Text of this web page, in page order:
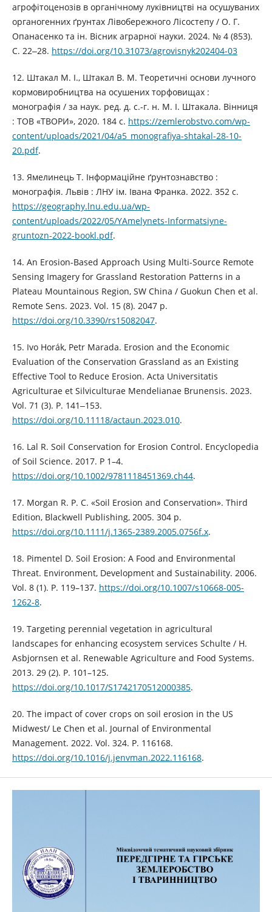
агрофітоценозів в органічному луківництві на осушуваних
органогенних ґрунтах Лівобережного Лісостепу / О. Г.
Опанасенко та ін. Вісник аграрної науки. 2024. № 4 (853).
С. 22‒28. https://doi.org/10.31073/agrovisnyk202404-03
12. Штакал М. І., Штакал В. М. Теоретичні основи лучного
кормовиробництва на осушених торфовищах :
монографія / за наук. ред. д. с.-г. н. М. І. Штакала. Вінниця
: ТОВ «ТВОРИ», 2020. 184 с. https://zemlerobstvo.com/wp-
content/uploads/2021/04/a5_monografiya-shtakal-28-10-
20.pdf.
13. Ямелинець Т. Інформаційне ґрунтознавство :
монографія. Львів : ЛНУ ім. Івана Франка. 2022. 352 с.
https://geography.lnu.edu.ua/wp-
content/uploads/2022/05/YAmelynets-Informatsiyne-
gruntozn-2022-bookl.pdf.
14. An Erosion-Based Approach Using Multi-Source Remote
Sensing Imagery for Grassland Restoration Patterns in a
Plateau Mountainous Region, SW China / Guokun Chen et al.
Remote Sens. 2023. Vol. 15 (8). 2047 р.
https://doi.org/10.3390/rs15082047.
15. Ivo Horák, Petr Marada. Erosion and the Economic
Evaluation of the Conservation Grassland as an Existing
Effective Tool to Reduce Erosion. Acta Universitatis
Agriculturae et Silviculturae Mendelianae Brunensis. 2023.
Vol. 71 (3). Р. 141‒153.
https://doi.org/10.11118/actaun.2023.010.
16. Lal R. Soil Conservation for Erosion Control. Encyclopedia
of Soil Science. 2017. Р 1–4.
https://doi.org/10.1002/9781118451369.ch44.
17. Morgan R. P. C. «Soil Erosion and Conservation». Third
Edition, Blackwell Publishing, 2005. 304 p.
https://doi.org/10.1111/j.1365-2389.2005.0756f.x.
18. Pimentel D. Soil Erosion: A Food and Environmental
Threat. Environment, Development and Sustainability. 2006.
Vol. 8 (1). Р. 119–137. https://doi.org/10.1007/s10668-005-
1262-8.
19. Targeting perennial vegetation in agricultural
landscapes for enhancing ecosystem services Schulte / H.
Asbjornsen et al. Renewable Agriculture and Food Systems.
2013. 29 (2). Р. 101–125.
https://doi.org/10.1017/S1742170512000385.
20. The impact of cover crops on soil erosion in the US
Midwest/ Le Chen et al. Journal of Environmental
Management. 2022. Vol. 324. Р. 116168.
https://doi.org/10.1016/j.jenvman.2022.116168.